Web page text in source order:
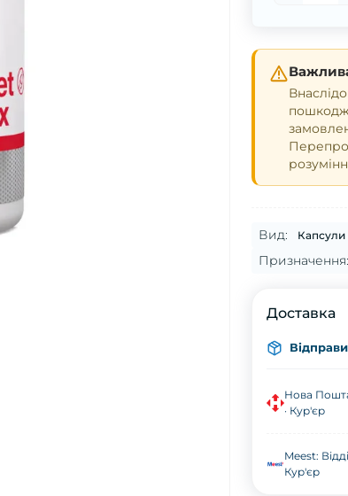
Вид: Капсули
Призначення:
Доставка
Нова
· Кур'єр
Meest:
Кур'єр